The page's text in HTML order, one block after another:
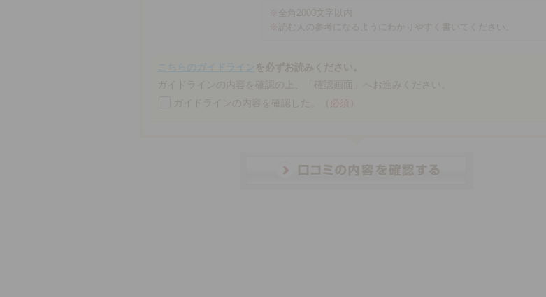
※ 全角2000文字以内
※ 読む人の参考になるようにわかりやすく書いてください。
（必須）